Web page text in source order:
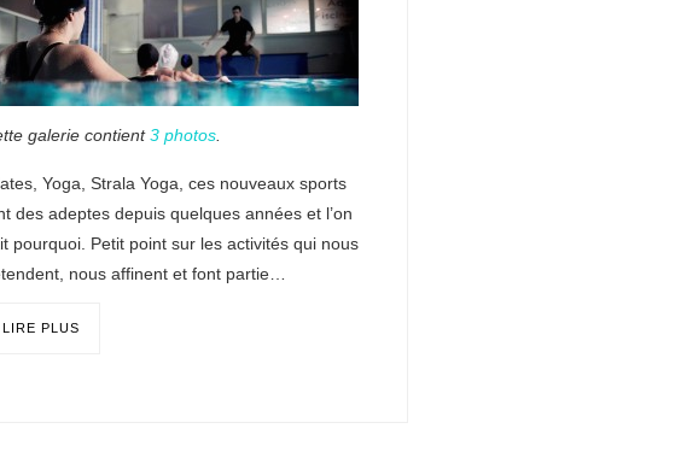
galerie contient3 photos
Yoga, Strala Yoga, ces nouveaux sports
des adeptes depuis quelques années et l’on
pourquoi. Petit point sur les activités qui nous
nous affinent et font partie…
LIRE PLUS